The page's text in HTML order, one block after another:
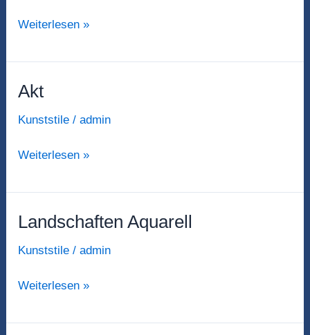
Weiterlesen »
Akt
Kunststile /admin
Akt
Weiterlesen »
Landschaften Aquarell
Kunststile /admin
Landschaften
Weiterlesen »